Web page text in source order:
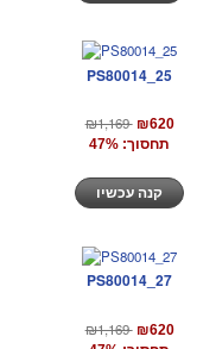
PS80014_25
₪1,169 ₪620
תחסוך: 47%
PS80014_27
₪1,169 ₪620